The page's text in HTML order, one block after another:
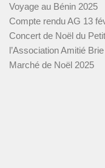
Voyage au Bénin 2025
Compte rendu AG 13
Concert de Noël du
l’Association Amitié
Marché de Noël 2025